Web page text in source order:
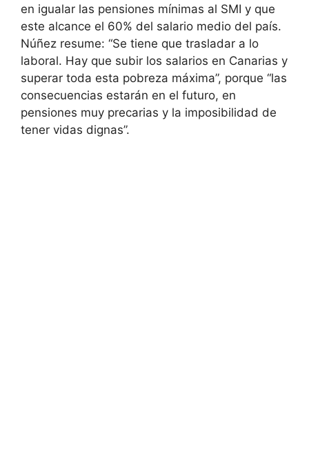
en igualar las pensiones mínimas al SMI y que
este alcance el 60% del salario medio del país.
Núñez resume: “Se tiene que trasladar a lo
laboral. Hay que subir los salarios en Canarias y
superar toda esta pobreza máxima”, porque “las
consecuencias estarán en el futuro, en
pensiones muy precarias y la imposibilidad de
tener vidas dignas”.